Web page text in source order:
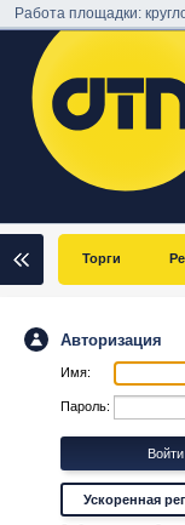
Работа площадки:
Торги
Авторизация
Имя:
Пароль:
Ускоренная